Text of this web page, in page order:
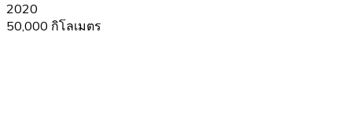
2020
50,000 กิโลเมตร